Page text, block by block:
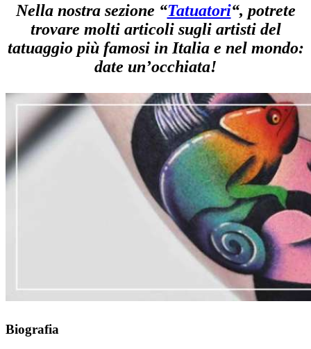
Nella nostra sezione “Tatuatori“, potrete
trovare molti articoli sugli artisti del
tatuaggio più famosi in Italia e nel mondo:
date un’occhiata!
Biografia